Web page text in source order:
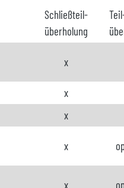
Schließteil-
überholung
x
x
x
x
x